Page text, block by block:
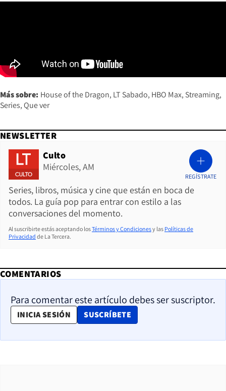
Más sobre: House of the Dragon LT Sabado HBO Max Streaming
Series Que ver
NEWSLETTER
Culto
Miércoles, AM
Series, libros, música y cine que están en boca de
todos. La guía pop para entrar con estilo a las
conversaciones del momento.
REGÍSTRATE
Al suscribirte estás aceptando losTérminos y Condicionesy las Políticas de
Privacidad de La Tercera.
COMENTARIOS
Para comentar este artículo debes ser suscriptor.
INICIA SESIÓN SUSCRÍBETE
OPENS IN NEW WINDOW